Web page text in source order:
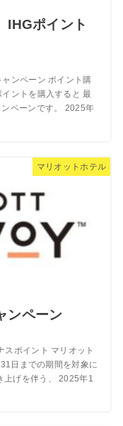
ポイント
ンペーン ポイント購
ントを購入すると 最
ペーンです。 2025年
マリオットホテル
ンペーン
ポイント マリオット
日までの期間を対象に
上げを伴う、 2025年1